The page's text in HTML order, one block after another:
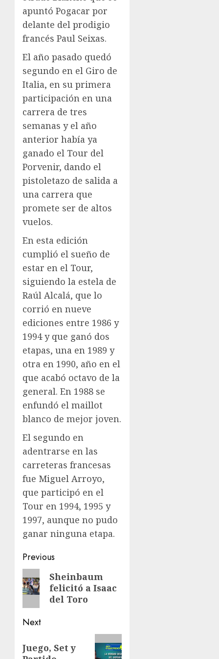
apuntó Pogacar por
delante del prodigio
francés Paul Seixas.
El año pasado quedó
segundo en el Giro de
Italia, en su primera
participación en una
carrera de tres
semanas y el año
anterior había ya
ganado el Tour del
Porvenir, dando el
pistoletazo de salida a
una carrera que
promete ser de altos
vuelos.
En esta edición
cumplió el sueño de
estar en el Tour,
siguiendo la estela de
Raúl Alcalá, que lo
corrió en nueve
ediciones entre 1986 y
1994 y que ganó dos
etapas, una en 1989 y
otra en 1990, año en el
que acabó octavo de la
general. En 1988 se
enfundó el maillot
blanco de mejor joven.
El segundo en
adentrarse en las
carreteras francesas
fue Miguel Arroyo,
que participó en el
Tour en 1994, 1995 y
1997, aunque no pudo
ganar ninguna etapa.
Post
navigation
Previous
Previous
post:
Sheinbaum
felicitó a Isaac
del Toro
Next
post:
Juego, Set y